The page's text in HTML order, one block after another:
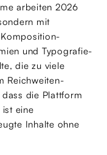
arbeiten 2026
mit
und Typografie-
die zu viele
Reichweiten-
die Plattform
eine
Inhalte ohne